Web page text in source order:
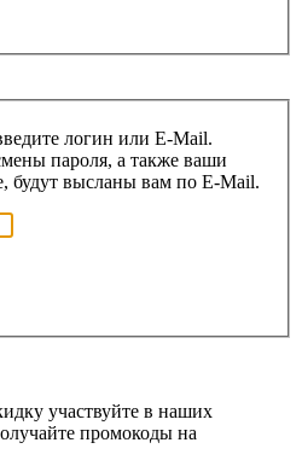
логин или E-Mail.
пароля, а также ваши
будут высланы вам по E-Mail.
участвуйте в наших
промокоды на